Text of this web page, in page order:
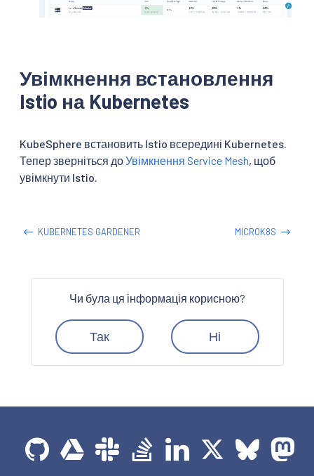
Увімкнення встановлення
Istio на Kubernetes
KubeSphere встановить Istio всередині Kubernetes.
Тепер зверніться доУвімкнення Service Mesh, щоб
увімкнути Istio.
KUBERNETES GARDENER MICROK8S
Чи була ця інформація корисною?
Так Ні